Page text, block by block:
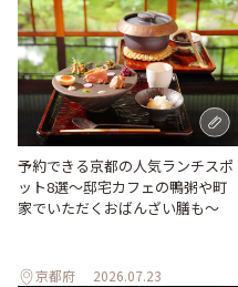
予約できる京都の人気ランチスポ
ット8選～邸宅カフェの鴨粥や町
家でいただくおばんざい膳も～
京都府 2026.07.23